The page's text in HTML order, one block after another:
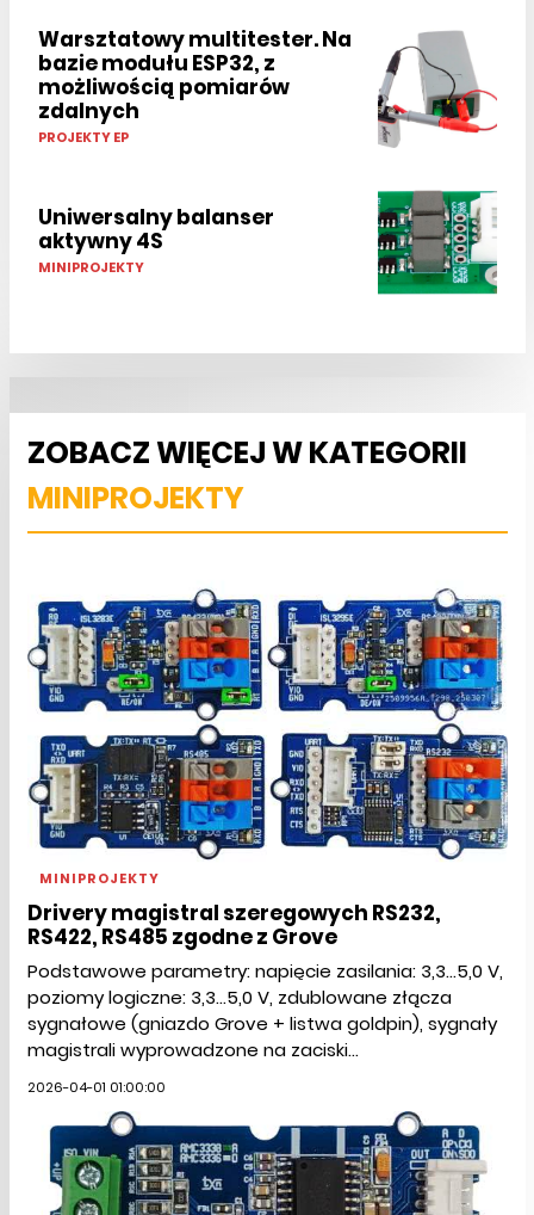
Warsztatowy multitester. Na
bazie modułu ESP32, z
możliwością pomiarów
zdalnych
PROJEKTY EP
Uniwersalny balanser
aktywny 4S
MINIPROJEKTY
ZOBACZ WIĘCEJ W KATEGORII
MINIPROJEKTY
MINIPROJEKTY
Drivery magistral szeregowych RS232,
RS422, RS485 zgodne z Grove
Podstawowe parametry: napięcie zasilania: 3,3...5,0 V,
poziomy logiczne: 3,3...5,0 V, zdublowane złącza
sygnałowe (gniazdo Grove + listwa goldpin), sygnały
magistrali wyprowadzone na zaciski...
2026-04-01 01:00:00